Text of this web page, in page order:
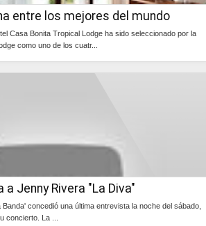
entre los mejores del mundo
Casa Bonita Tropical Lodge ha sido seleccionado por la
como uno de los cuatr...
Jenny Rivera "La Diva"
concedió una última entrevista la noche del sábado,
concierto. La ...